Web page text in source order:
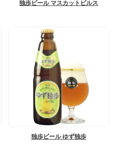
独歩ビール マスカットピルス
独歩ビール ゆず独歩